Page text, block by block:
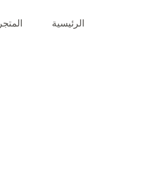
الرئيسية المتجر